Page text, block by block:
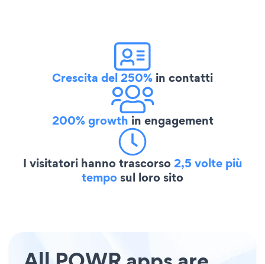
Crescita del 250% in contatti
200% growth in engagement
I visitatori hanno trascorso2,5 volte più
temposul loro sito